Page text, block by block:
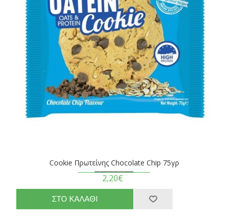
Cookie Πρωτείνης Chocolate Chip 75γρ
2,20€